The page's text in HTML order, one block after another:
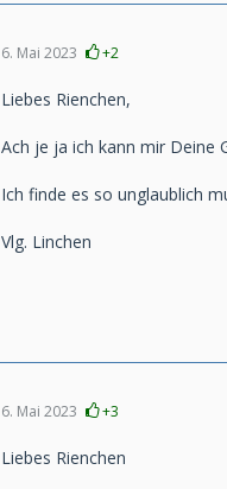
6. Mai 2023 +2
Liebes Rienchen,
Ach je ja ich kann mir Deine
Ich finde es so unglaublich
Vlg. Linchen
6. Mai 2023 +3
Liebes Rienchen